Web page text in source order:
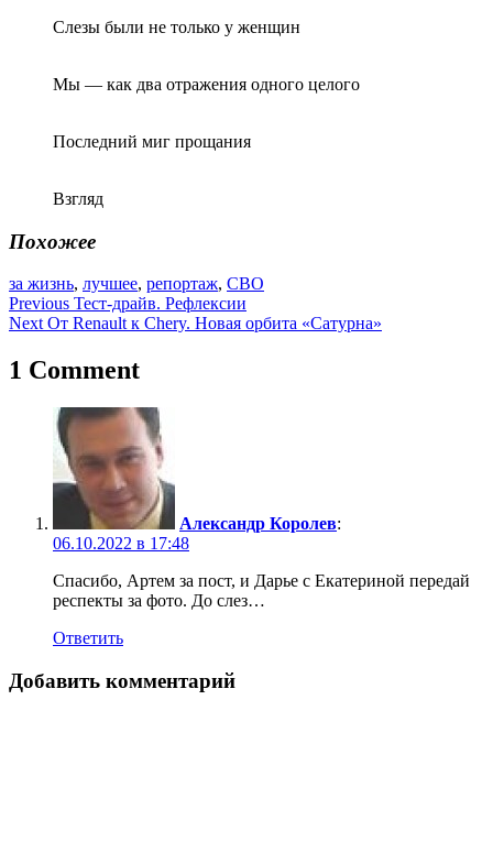
Слезы были не только у женщин
Мы — как два отражения одного целого
Последний миг прощания
Взгляд
Похожее
за жизнь, лучшее, репортаж, СВО
Навигация
по
записям
Previous Тест-драйв. Рефлексии
Next От Renault к Chery. Новая орбита «Сатурна»
1 Comment
Александр Королев:
06.10.2022 в 17:48
Спасибо, Артем за пост, и Дарье с Екатериной передай
респекты за фото. До слез…
Ответить
Добавить комментарий